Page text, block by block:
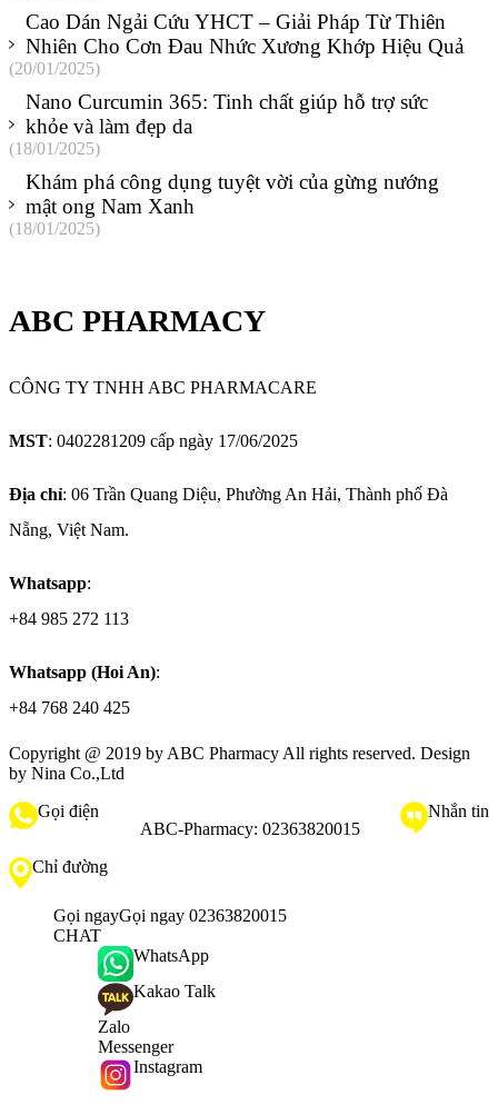
Cao Dán Ngải Cứu YHCT – Giải Pháp Từ Thiên
Nhiên Cho Cơn Đau Nhức Xương Khớp Hiệu Quả
(20/01/2025)
Nano Curcumin 365: Tinh chất giúp hỗ trợ sức
khỏe và làm đẹp da
(18/01/2025)
Khám phá công dụng tuyệt vời của gừng nướng
mật ong Nam Xanh
(18/01/2025)
ABC PHARMACY
CÔNG TY TNHH ABC PHARMACARE
MST: 0402281209 cấp ngày 17/06/2025
Địa chỉ: 06 Trần Quang Diệu, Phường An Hải, Thành phố Đà
Nẵng, Việt Nam.
Whatsapp:
+84 985 272 113
Whatsapp (Hoi An):
+84 768 240 425
Copyright @ 2019 by ABC Pharmacy All rights reserved. Design
by Nina Co.,Ltd
Gọi điện
ABC-Pharmacy: 02363820015
Nhắn tin
Chỉ đường
Gọi ngayGọi ngay 02363820015
CHAT
WhatsApp
Kakao Talk
Zalo
Messenger
Instagram